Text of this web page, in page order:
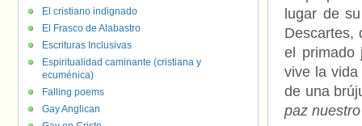
lugar de
Descartes,
el primado
vive la
de una
paz
El cristiano indignado
El Frasco de Alabastro
Escrituras Inclusivas
Espiritualidad caminante (cristiana y
ecuménica)
Falling poems
Gay Anglican